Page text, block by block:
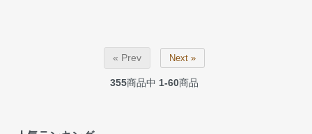
« Prev Next »
355商品中 1-60商品